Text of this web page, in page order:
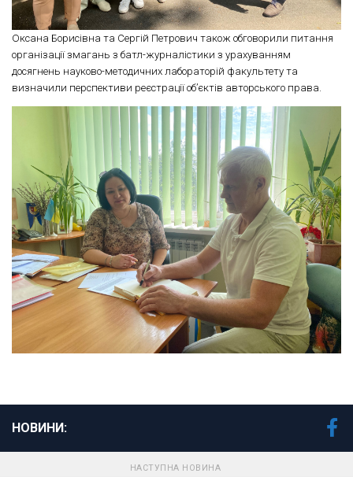
Оксана Борисівна та Сергій Петрович також обговорили питання
організації змагань з батл-журналістики з урахуванням
досягнень науково-методичних лабораторій факультету та
визначили перспективи реєстрації об’єктів авторського права.
НОВИНИ:
НАСТУПНА НОВИНА